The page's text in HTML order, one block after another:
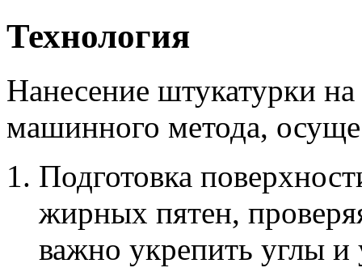
Технология
Нанесение штукатурки
машинного метода,
Подготовка
жирных пятен,
важно укрепить углы и